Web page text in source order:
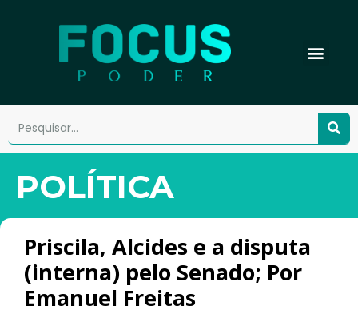
POLÍTICA
Priscila, Alcides e a disputa
(interna) pelo Senado; Por
Emanuel Freitas